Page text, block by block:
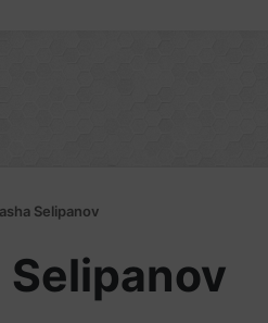
Selipanov
Selipanov